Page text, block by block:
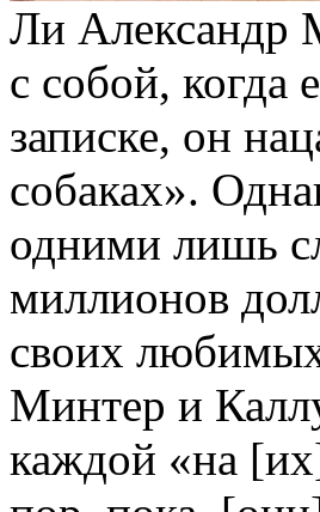
Ли Александр
с собой, когда
записке, он
собаках».
одними лишь
миллионов
своих
Минтер и
каждой «на